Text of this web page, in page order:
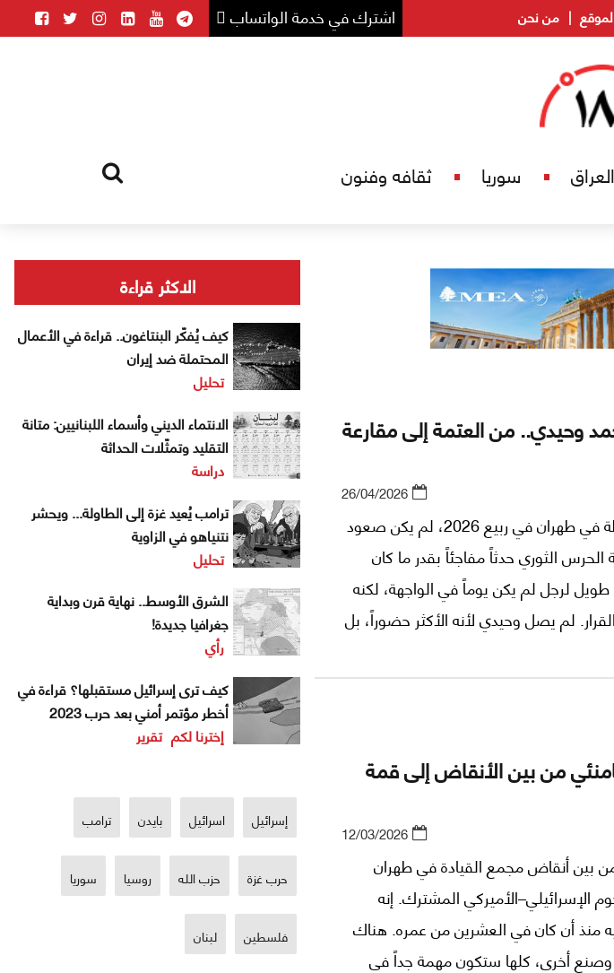
اشترك في خدمة الواتساب من نحن
العراق سوريا ثقافه وفنون
وحيدي.. من العتمة إلى مقارعة
26/04/2026
حين اهتزّ هرم السلطة في طهران في ربيع 2026، لم يكن صعود
الثوري حدثاً مفاجئاً بقدر ما كان
لرجل لم يكن يوماً في الواجهة، لكنه
لم يصل وحيدي لأنه الأكثر حضوراً، بل
من بين الأنقاض إلى قمة
12/03/2026
بين أنقاض مجمع القيادة في طهران
الإسرائيلي–الأميركي المشترك. إنه
منذ أن كان في العشرين من عمره. هناك
أخرى، كلها ستكون مهمة جداً في
الاكثر قراءة
كيف يُفكّر البنتاغون.. قراءة في الأعمال
المحتملة ضد إيران
تحليل
الانتماء الديني وأسماء اللبنانيين: متانة
التقليد وتمثّلات الحداثة
دراسة
ترامب يُعيد غزة إلى الطاولة... ويحشر
نتنياهو في الزاوية
تحليل
الشرق الأوسط.. نهاية قرن وبداية
جغرافيا جديدة!
رأي
كيف ترى إسرائيل مستقبلها؟ قراءة في
أخطر مؤتمر أمني بعد حرب 2023
إخترنا لكم تقرير
إسرائيل اسرائيل بايدن ترامب
حرب غزة حزب الله روسيا سوريا
فلسطين لبنان